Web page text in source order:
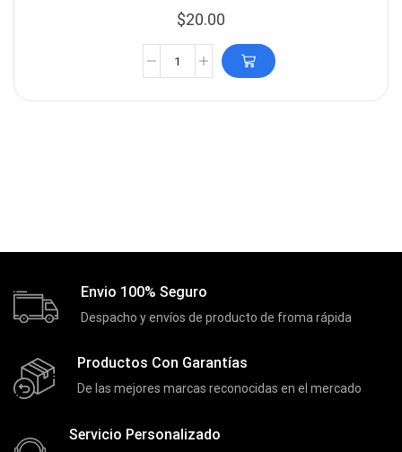
$20.00
Envio 100% Seguro
Despacho y envíos de producto de froma rápida
Productos Con Garantías
De las mejores marcas reconocidas en el mercado
Servicio Personalizado